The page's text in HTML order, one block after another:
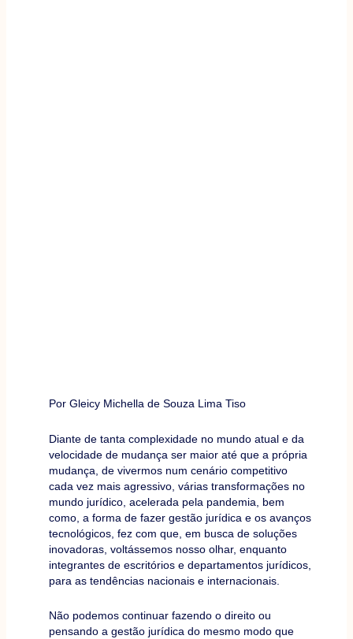
Por Gleicy Michella de Souza Lima Tiso
Diante de tanta complexidade no mundo atual e da
velocidade de mudança ser maior até que a própria
mudança, de vivermos num cenário competitivo
cada vez mais agressivo, várias transformações no
mundo jurídico, acelerada pela pandemia, bem
como, a forma de fazer gestão jurídica e os avanços
tecnológicos, fez com que, em busca de soluções
inovadoras, voltássemos nosso olhar, enquanto
integrantes de escritórios e departamentos jurídicos,
para as tendências nacionais e internacionais.
Não podemos continuar fazendo o direito ou
pensando a gestão jurídica do mesmo modo que